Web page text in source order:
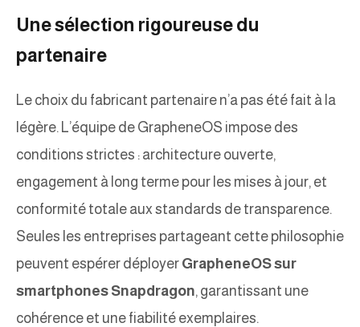
Une sélection rigoureuse du
partenaire
Le choix du fabricant partenaire n’a pas été fait à la
légère. L’équipe de GrapheneOS impose des
conditions strictes : architecture ouverte,
engagement à long terme pour les mises à jour, et
conformité totale aux standards de transparence.
Seules les entreprises partageant cette philosophie
peuvent espérer déployer GrapheneOS sur
smartphones Snapdragon, garantissant une
cohérence et une fiabilité exemplaires.